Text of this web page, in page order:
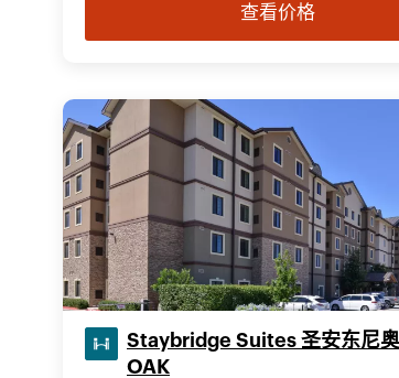
查看价格
Staybridge Suites 圣安东尼
OAK